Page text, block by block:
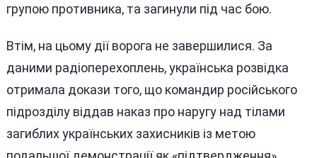
групою противника, та загинули під час бою.
Втім, на цьому дії ворога не завершилися. За
даними радіоперехоплень, українська розвідка
отримала докази того, що командир російського
підрозділу віддав наказ про наругу над тілами
загиблих українських захисників із метою